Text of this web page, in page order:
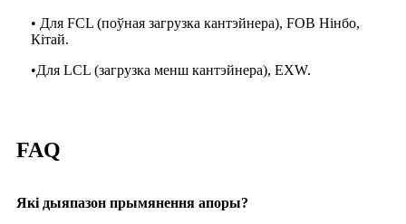
• Для FCL (поўная загрузка кантэйнера), FOB Нінбо,
Кітай.
•Для LCL (загрузка менш кантэйнера), EXW.
FAQ
Які дыяпазон прымянення апоры?